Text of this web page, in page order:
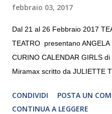
febbraio 03, 2017
Dal 21 al 26 Febbraio 2017
TEATRO presentano ANGELA
CURINO CALENDAR GIRLS
Miramax scritto da JULIETTE
CRISTINA PEZZOLI
CONDIVIDI
POSTA UN
CONTINUA A LEGGERE